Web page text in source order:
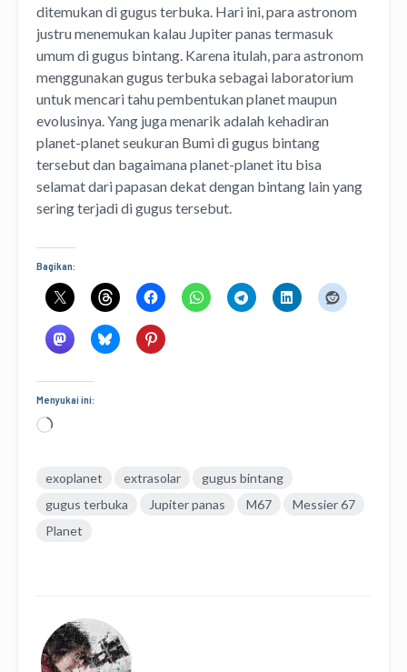
ditemukan di gugus terbuka. Hari ini, para astronom
justru menemukan kalau Jupiter panas termasuk
umum di gugus bintang. Karena itulah, para astronom
menggunakan gugus terbuka sebagai laboratorium
untuk mencari tahu pembentukan planet maupun
evolusinya. Yang juga menarik adalah kehadiran
planet-planet seukuran Bumi di gugus bintang
tersebut dan bagaimana planet-planet itu bisa
selamat dari papasan dekat dengan bintang lain yang
sering terjadi di gugus tersebut.
Bagikan:
Menyukai ini:
Memuat...
exoplanet extrasolar
gugus bintang
gugus terbuka
Jupiter panas M67
Messier 67
Planet